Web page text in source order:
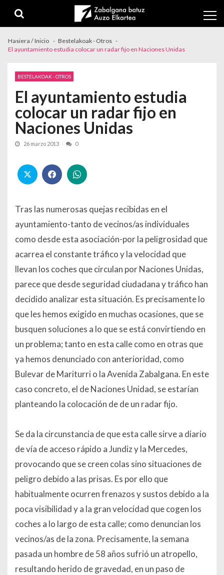
Hasiera / Inicio
Bestelakoak - Otros
El ayuntamiento estudia colocar un radar fijo en Naciones Unidas
BESTELAKOAK - OTROS
El ayuntamiento estudia
colocar un radar fijo en
Naciones Unidas
26 marzo 2013 0
Tras las numerosas quejas recibidas en el
ayuntamiento-tanto de vecinos/as individuales
como desde esta asociación-por la peligrosidad que
acarrea el constante tráfico y la velocidad que
llevan los coches que circulan por Naciones Unidas,
parece que desde seguridad ciudadana y tráfico han
decidido analizar esta situación. Es precisamente lo
que les hemos exigido en muchas ocasiones, que se
busquen soluciones a lo que se está convirtiendo en
un problema; tanto en esta calle como en otras que
ya hemos denunciado con anterioridad, como
Bulevar de Mariturri o la Avenida Zabalgana. En este
caso concreto, el de Naciones Unidad, se estarían
planteando la colocación de de un radar fijo.
Se da la circunstancia de que esta callesirve a diario
de vía de acceso rápido a Jundiz y la Mercedes,
provocando que se creen colas sino situaciones de
peligro debido a las prisas. Es por ello que
habitualmente ocurren frenazos y sustos debido a la
poca visibilidad y a la gran velocidad que cogen los
coches a lo largo de esta calle; como denuncian los
vecinos/as de la zona. Precisamente, la semana
pasada un hombre de 58 años sufrió un atropello,
resultando herido de gravedad, en un paso de